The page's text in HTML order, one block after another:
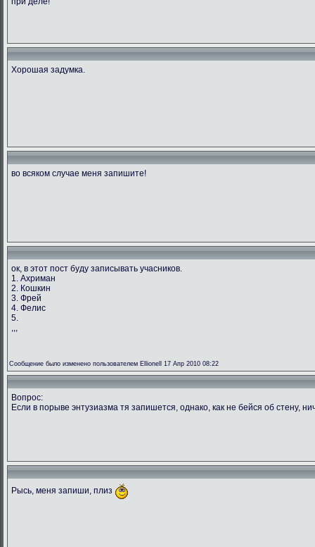
Хорошая задумка.
во всяком случае меня запишите!
ок, в этот пост буду записывать учасников.
1. Ахриман
2. Кошкин
3. Фрей
4. Фелис
5.
,,,
Сообщение было изменено пользователем Ellionell 17 Апр 2010 08:22
Вопрос:
Если в порыве энтузиазма тя запишется, однако, как не бейся об стену,
Рысь, меня запиши, плиз